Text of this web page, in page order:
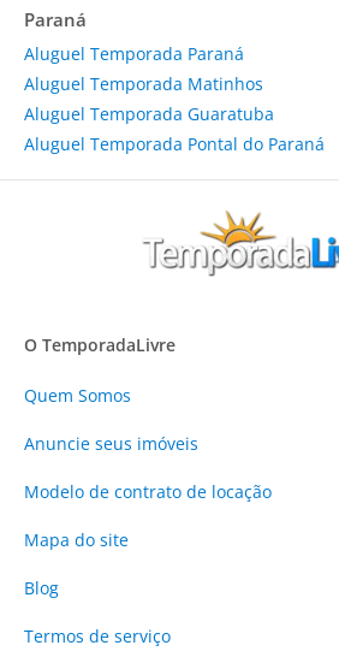
Paraná
Aluguel Temporada Paraná
Aluguel Temporada Matinhos
Aluguel Temporada Guaratuba
Aluguel Temporada Pontal do Paraná
O TemporadaLivre
Quem Somos
Anuncie seus imóveis
Modelo de contrato de locação
Mapa do site
Blog
Termos de serviço